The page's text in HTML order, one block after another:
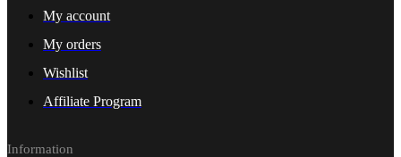
My account
My orders
Wishlist
Affiliate Program
Information